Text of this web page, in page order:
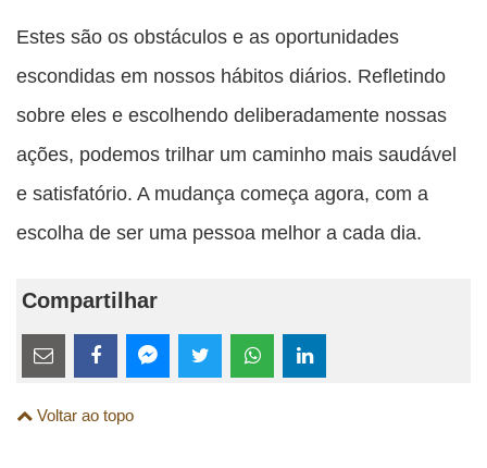
Estes são os obstáculos e as oportunidades
escondidas em nossos hábitos diários. Refletindo
sobre eles e escolhendo deliberadamente nossas
ações, podemos trilhar um caminho mais saudável
e satisfatório. A mudança começa agora, com a
escolha de ser uma pessoa melhor a cada dia.
Compartilhar
Estes
links
são
esta
esta
Voltar ao topo